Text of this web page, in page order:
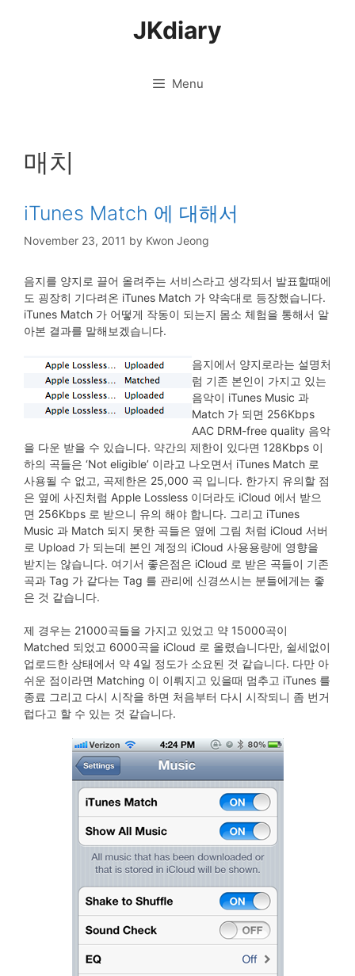
JKdiary
Menu
매치
iTunes Match 에 대해서
November 23, 2011 by Kwon Jeong
음지를 양지로 끌어 올려주는 서비스라고 생각되서 발표할때에
도 굉장히 기다려온 iTunes Match 가 약속대로 등장했습니다.
iTunes Match 가 어떻게 작동이 되는지 몸소 체험을 통해서 알
아본 결과를 말해보겠습니다.
음지에서 양지로라는 설명처
럼 기존 본인이 가지고 있는
음악이 iTunes Music 과
Match 가 되면 256Kbps
AAC DRM-free quality 음악
을 다운 받을 수 있습니다. 약간의 제한이 있다면 128Kbps 이
하의 곡들은 ‘Not eligible’ 이라고 나오면서 iTunes Match 로
사용될 수 없고, 곡제한은 25,000 곡 입니다. 한가지 유의할 점
은 옆에 사진처럼 Apple Lossless 이더라도 iCloud 에서 받으
면 256Kbps 로 받으니 유의 해야 합니다. 그리고 iTunes
Music 과 Match 되지 못한 곡들은 옆에 그림 처럼 iCloud 서버
로 Upload 가 되는데 본인 계정의 iCloud 사용용량에 영향을
받지는 않습니다. 여기서 좋은점은 iCloud 로 받은 곡들이 기존
곡과 Tag 가 같다는 Tag 를 관리에 신경쓰시는 분들에게는 좋
은 것 같습니다.
제 경우는 21000곡들을 가지고 있었고 약 15000곡이
Matched 되었고 6000곡을 iCloud 로 올렸습니다만, 쉴세없이
업로드한 상태에서 약 4일 정도가 소요된 것 같습니다. 다만 아
쉬운 점이라면 Matching 이 이뤄지고 있을때 멈추고 iTunes 를
종료 그리고 다시 시작을 하면 처음부터 다시 시작되니 좀 번거
럽다고 할 수 있는 것 같습니다.